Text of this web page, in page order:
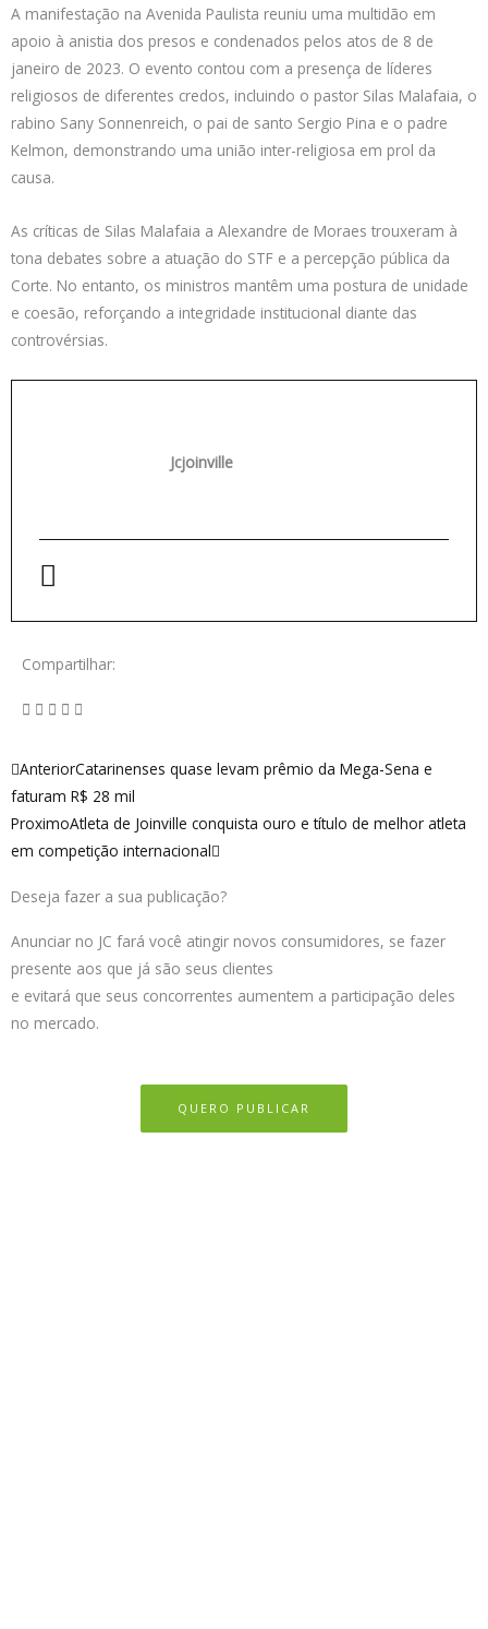
A manifestação na Avenida Paulista reuniu uma multidão em
apoio à anistia dos presos e condenados pelos atos de 8 de
janeiro de 2023. O evento contou com a presença de líderes
religiosos de diferentes credos, incluindo o pastor Silas Malafaia, o
rabino Sany Sonnenreich, o pai de santo Sergio Pina e o padre
Kelmon, demonstrando uma união inter-religiosa em prol da
causa.
As críticas de Silas Malafaia a Alexandre de Moraes trouxeram à
tona debates sobre a atuação do STF e a percepção pública da
Corte. No entanto, os ministros mantêm uma postura de unidade
e coesão, reforçando a integridade institucional diante das
controvérsias.
Jcjoinville
Compartilhar:
Anterior
AnteriorCatarinenses quase levam prêmio da Mega-Sena e
faturam R$ 28 mil
ProximoAtleta de Joinville conquista ouro e título de melhor atleta
em competição internacional
Próximo
Deseja fazer a sua publicação?
Anunciar no JC fará você atingir novos consumidores, se fazer
presente aos que já são seus clientes
e evitará que seus concorrentes aumentem a participação deles
no mercado.
QUERO PUBLICAR